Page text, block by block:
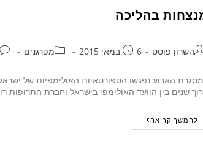
בהליכה
השרון פוסט 6 במאי 2015 מפרגנים
הארוע נפגשו הספורטאיות האולימפיות של
שנים בין הוועד האולימפי בישראל וחברת התרופות
להמשך קריאה